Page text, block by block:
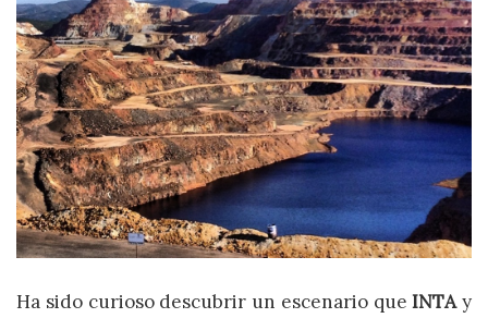
Ha sido curioso descubrir un escenario queINTAy